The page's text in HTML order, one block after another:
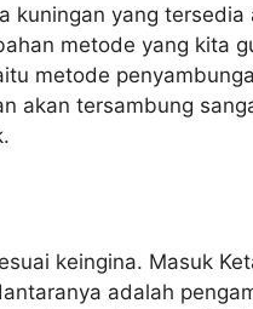
kuningan yang tersedia
metode yang kita
metode
akan tersambung
keingina. Masuk
adalah